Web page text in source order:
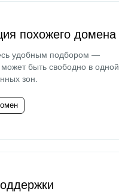
похожего домена
удобным подбором —
быть свободно в одной
зон.